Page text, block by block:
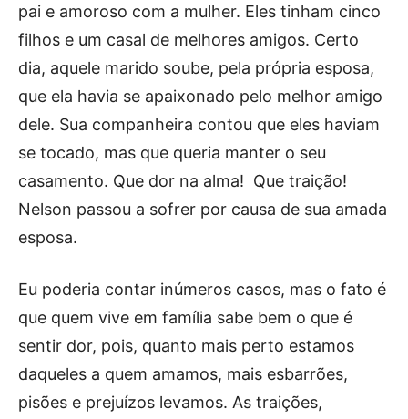
pai e amoroso com a mulher. Eles tinham cinco
filhos e um casal de melhores amigos. Certo
dia, aquele marido soube, pela própria esposa,
que ela havia se apaixonado pelo melhor amigo
dele. Sua companheira contou que eles haviam
se tocado, mas que queria manter o seu
casamento. Que dor na alma! Que traição!
Nelson passou a sofrer por causa de sua amada
esposa.
Eu poderia contar inúmeros casos, mas o fato é
que quem vive em família sabe bem o que é
sentir dor, pois, quanto mais perto estamos
daqueles a quem amamos, mais esbarrões,
pisões e prejuízos levamos. As traições,